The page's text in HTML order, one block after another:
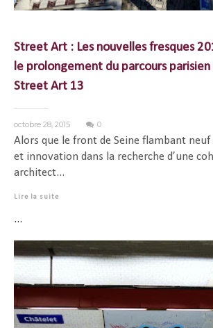
Street Art : Les nouvelles fresques
le prolongement du parcours
Street Art 13
octobre 28, 2015 0
Alors que le front de Seine flambant
et innovation dans la recherche d’une
architect...
Lire la suite
...